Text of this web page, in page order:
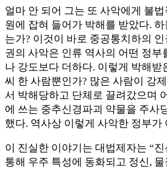
얼마 안 되어 그는 또 사악에게 불
원에 잡혀 들어가 박해를 받았다.
는가? 이것이 바로 중공통치하의
권의 사악은 인류 역사의 어떤 정부
나 강도보다 더하다. 이렇게 박해받
씨 한 사람뿐인가? 많은 사람이 강
서 박해당하고 단체로 끌려갔으며
에 쓰는 중추신경파괴 약물을 주사
했다. 역사상 이렇게 사악한 정부가
이 진실한 이야기는 대법제자는 “
통해 우주 특성에 동화되고 정신,